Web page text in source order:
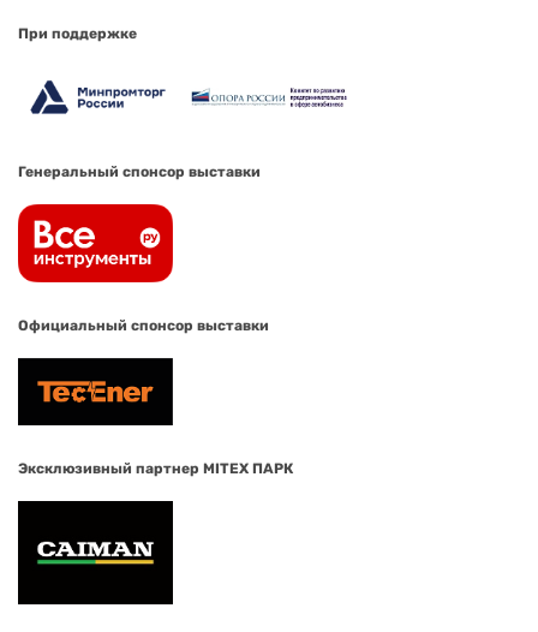
При поддержке
Генеральный спонсор выставки
Официальный спонсор выставки
Эксклюзивный партнер MITEX ПАРК